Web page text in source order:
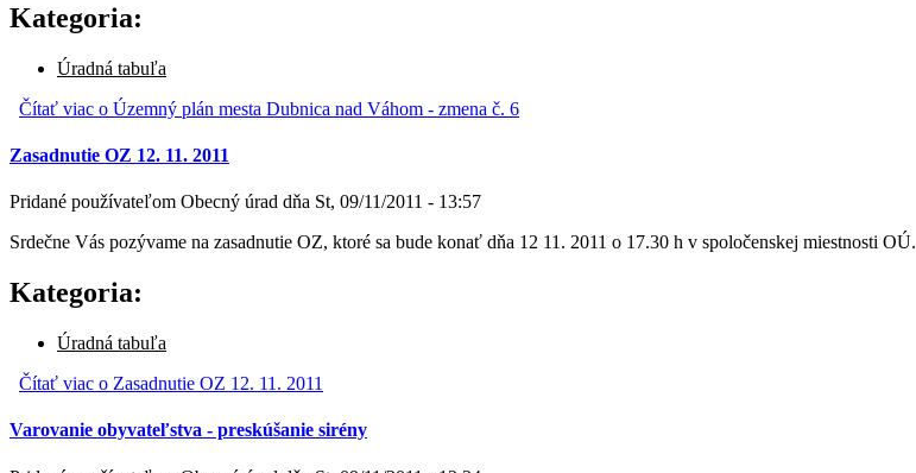
Kategoria:
Úradná tabuľa
Čítať viac o Územný plán mesta Dubnica nad Váhom - zmena č. 6
Zasadnutie OZ 12. 11. 2011
Pridané používateľom Obecný úrad dňa St, 09/11/2011 - 13:57
Srdečne Vás pozývame na zasadnutie OZ, ktoré sa bude konať dňa 12 11. 2011 o 17.30 h v spoločenskej miestnosti OÚ.
Kategoria:
Úradná tabuľa
Čítať viac o Zasadnutie OZ 12. 11. 2011
Varovanie obyvateľstva - preskúšanie sirény